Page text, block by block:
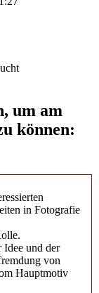
um am
können:
in Fotografie
und der
von
Hauptmotiv